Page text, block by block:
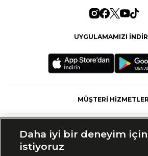
UYGULAMAMIZI
MÜŞTERİ
Daha iyi bir deneyim
istiyoruz